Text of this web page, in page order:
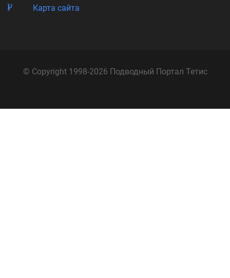
Карта сайта
© Copyright 1998-2026 Подводный Портал Тетис